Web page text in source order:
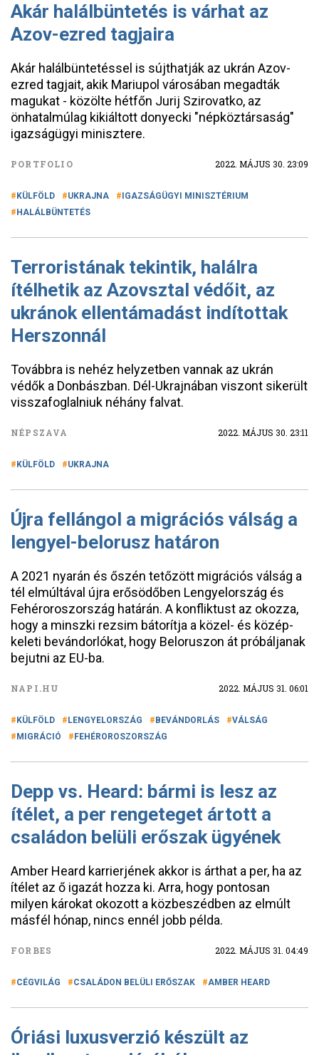
Akár halálbüntetés is várhat az
Azov-ezred tagjaira
Akár halálbüntetéssel is sújthatják az ukrán Azov-
ezred tagjait, akik Mariupol városában megadták
magukat - közölte hétfőn Jurij Szirovatko, az
önhatalmúlag kikiáltott donyecki "népköztársaság"
igazságügyi minisztere.
PORTFOLIO 2022. MÁJUS 30. 23:09
KÜLFÖLD UKRAJNA
IGAZSÁGÜGYI MINISZTÉRIUM
HALÁLBÜNTETÉS
Terroristának tekintik, halálra
ítélhetik az Azovsztal védőit, az
ukránok ellentámadást indítottak
Herszonnál
Továbbra is nehéz helyzetben vannak az ukrán
védők a Donbászban. Dél-Ukrajnában viszont sikerült
visszafoglalniuk néhány falvat.
NÉPSZAVA 2022. MÁJUS 30. 23:11
KÜLFÖLD UKRAJNA
Újra fellángol a migrációs válság a
lengyel-belorusz határon
A 2021 nyarán és őszén tetőzött migrációs válság a
tél elmúltával újra erősödőben Lengyelország és
Fehéroroszország határán. A konfliktust az okozza,
hogy a minszki rezsim bátorítja a közel- és közép-
keleti bevándorlókat, hogy Beloruszon át próbáljanak
bejutni az EU-ba.
NAPI.HU 2022. MÁJUS 31. 06:01
KÜLFÖLD LENGYELORSZÁG BEVÁNDORLÁS
VÁLSÁG
MIGRÁCIÓ
FEHÉROROSZORSZÁG
Depp vs. Heard: bármi is lesz az
ítélet, a per rengeteget ártott a
családon belüli erőszak ügyének
Amber Heard karrierjének akkor is árthat a per, ha az
ítélet az ő igazát hozza ki. Arra, hogy pontosan
milyen károkat okozott a közbeszédben az elmúlt
másfél hónap, nincs ennél jobb példa.
FORBES 2022. MÁJUS 31. 04:49
CÉGVILÁG CSALÁDON BELÜLI ERŐSZAK AMBER HEARD
Óriási luxusverzió készült az